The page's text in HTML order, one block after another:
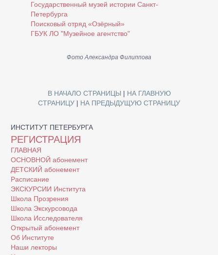
Государственный музей истории Санкт-
Петербурга
Поисковый отряд «Озёрный»
ГБУК ЛО "Музейное агентство"
Фото Александра Филиппова
В НАЧАЛО СТРАНИЦЫ| НА ГЛАВНУЮ
СТРАНИЦУ | НА ПРЕДЫДУЩУЮ СТРАНИЦУ
ИНСТИТУТ ПЕТЕРБУРГА
РЕГИСТРАЦИЯ
ГЛАВНАЯ
ОСНОВНОЙ абонемент
ДЕТСКИЙ абонемент
Расписание
ЭКСКУРСИИ Института
Школа Прозрения
Школа Экскурсовода
Школа Исследователя
Открытый абонемент
Об Институте
Наши лекторы